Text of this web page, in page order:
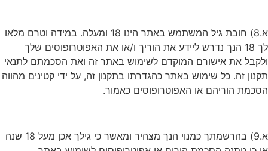
א.8) חובת גיל המשתמש באתר הינו 18 ומעלה. במידה וטרם מלאו
לך 18 הנך נדרש ליידע את הוריך ו/או את האפוטרופוסים שלך
ולקבל את אישורם המוקדם לשימוש באתר זה ואת הסכמתם לתנאי
תקנון זה. כל שימוש באתר כהגדרתו בתקנון זה, על ידי קטינים מהווה
הסכמת הוריהם או האפוטרופוסים כאמור.
א.9) בהרשמתך כמנוי הנך מצהיר ומאשר כי גילך אכן מעל 18 שנה